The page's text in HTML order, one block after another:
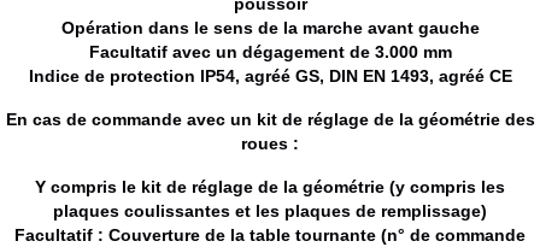
poussoir
Opération dans le sens de la marche avant gauche
Facultatif avec un dégagement de 3.000 mm
Indice de protection IP54, agréé GS, DIN EN 1493, agréé CE
En cas de commande avec un kit de réglage de la géométrie des
roues :
Y compris le kit de réglage de la géométrie (y compris les
plaques coulissantes et les plaques de remplissage)
Facultatif : Couverture de la table tournante (n° de commande